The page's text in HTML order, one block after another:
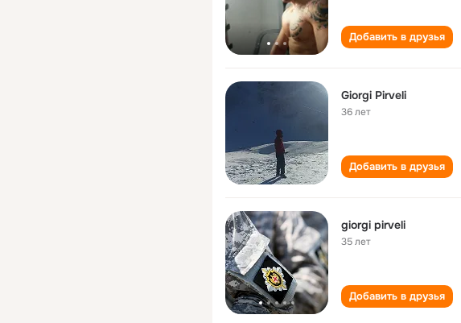
Добавить в друзья
Giorgi Pirveli
36 лет
Добавить в друзья
giorgi pirveli
35 лет
Добавить в друзья